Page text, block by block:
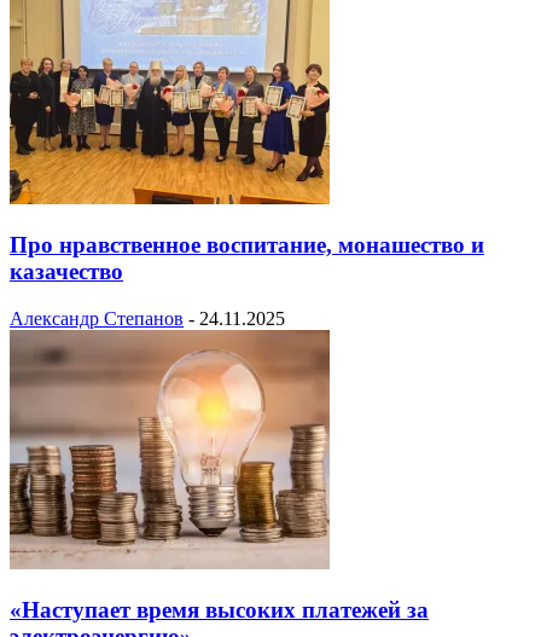
Про нравственное воспитание, монашество и
казачество
Александр Степанов - 24.11.2025
«Наступает время высоких платежей за